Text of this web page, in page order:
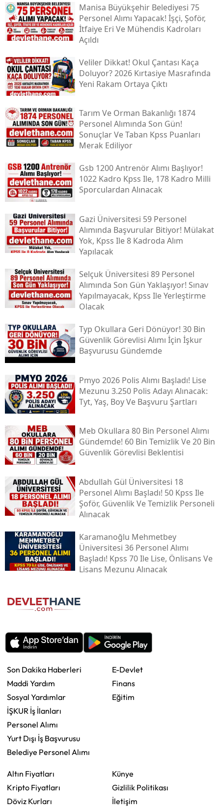
Manisa Büyükşehir Belediyesi 75
Personel Alımı Yapacak! İşçi, Şoför,
İtfaiye Eri Ve Mühendis Kadroları
Açıldı
Veliler Dikkat! Okul Çantası Kaça
Doluyor? 2026 Kırtasiye Masrafında
Yeni Rakam Ortaya Çıktı
Tarım Ve Orman Bakanlığı 1874
Personel Alımında Son Gün!
Sonuçlar Ve Taban Kpss Puanları
Merak Ediliyor
Gsb 1200 Antrenör Alımı Başlıyor!
1022 Kadro Kpss Ile, 178 Kadro Milli
Sporculardan Alınacak
Gazi Üniversitesi 59 Personel
Alımında Başvurular Bitiyor! Mülakat
Yok, Kpss Ile 8 Kadroda Alım
Yapılacak
Selçuk Üniversitesi 89 Personel
Alımında Son Gün Yaklaşıyor! Sınav
Yapılmayacak, Kpss Ile Yerleştirme
Olacak
Typ Okullara Geri Dönüyor! 30 Bin
Güvenlik Görevlisi Alımı İçin İşkur
Başvurusu Gündemde
Pmyo 2026 Polis Alımı Başladı! Lise
Mezunu 3.250 Polis Adayı Alınacak:
Tyt, Yaş, Boy Ve Başvuru Şartları
Meb Okullara 80 Bin Personel Alımı
Gündemde! 60 Bin Temizlik Ve 20 Bin
Güvenlik Görevlisi Beklentisi
Abdullah Gül Üniversitesi 18
Personel Alımı Başladı! 50 Kpss Ile
Şoför, Güvenlik Ve Temizlik Personeli
Alınacak
Karamanoğlu Mehmetbey
Üniversitesi 36 Personel Alımı
Başladı! Kpss 70 Ile Lise, Önlisans Ve
Lisans Mezunu Alınacak
Son Dakika Haberleri
Maddi Yardım
Sosyal Yardımlar
İŞKUR İş İlanları
Personel Alımı
Yurt Dışı İş Başvurusu
Belediye Personel Alımı
E-Devlet
Finans
Eğitim
Altın Fiyatları
Kripto Fiyatları
Döviz Kurları
Künye
Gizlilik Politikası
İletişim